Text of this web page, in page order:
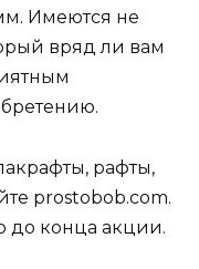
Имеются не
вряд ли вам
рафты,
prostobob.com.
до конца акции.